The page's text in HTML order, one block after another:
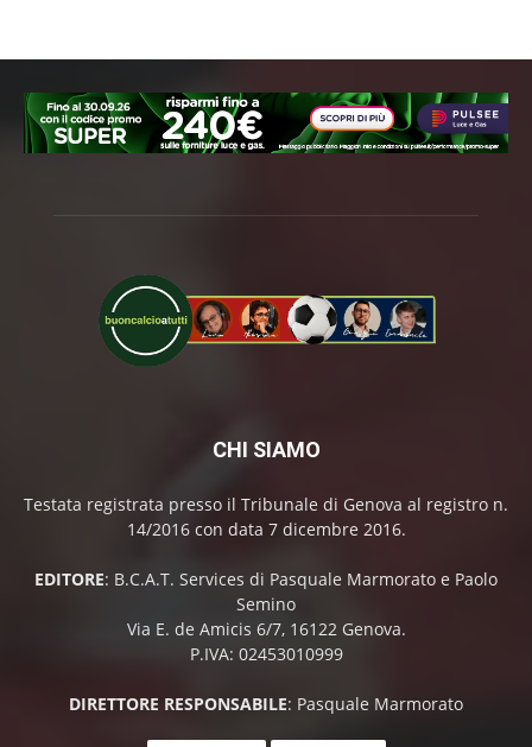
CHI SIAMO
Testata registrata presso il Tribunale di Genova al registro n.
14/2016 con data 7 dicembre 2016.
EDITORE: B.C.A.T. Services di Pasquale Marmorato e Paolo
Semino
Via E. de Amicis 6/7, 16122 Genova.
P.IVA: 02453010999
DIRETTORE RESPONSABILE: Pasquale Marmorato